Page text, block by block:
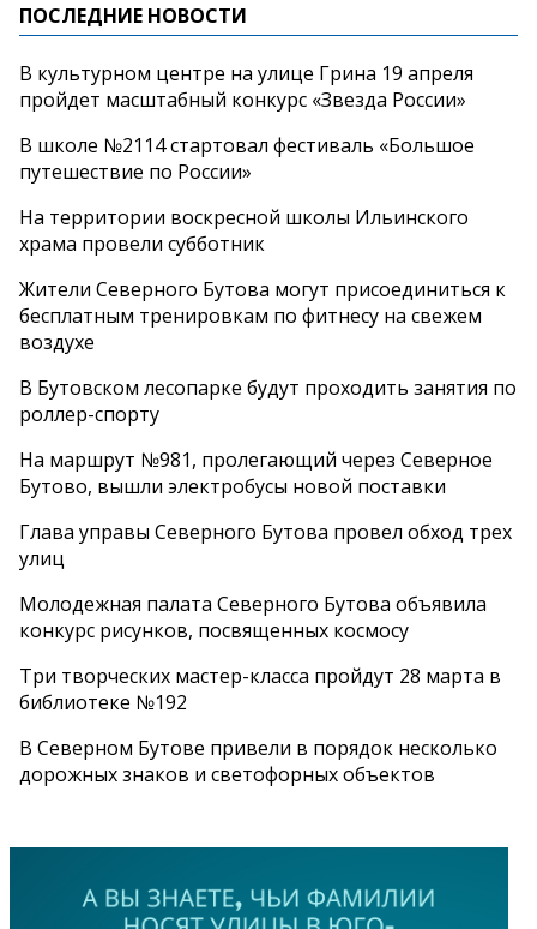
ПОСЛЕДНИЕ НОВОСТИ
В культурном центре на улице Грина 19 апреля
пройдет масштабный конкурс «Звезда России»
В школе №2114 стартовал фестиваль «Большое
путешествие по России»
На территории воскресной школы Ильинского
храма провели субботник
Жители Северного Бутова могут присоединиться к
бесплатным тренировкам по фитнесу на свежем
воздухе
В Бутовском лесопарке будут проходить занятия по
роллер-спорту
На маршрут №981, пролегающий через Северное
Бутово, вышли электробусы новой поставки
Глава управы Северного Бутова провел обход трех
улиц
Молодежная палата Северного Бутова объявила
конкурс рисунков, посвященных космосу
Три творческих мастер-класса пройдут 28 марта в
библиотеке №192
В Северном Бутове привели в порядок несколько
дорожных знаков и светофорных объектов